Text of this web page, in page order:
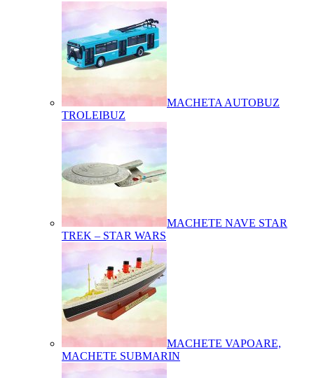
MACHETA AUTOBUZ
TROLEIBUZ
MACHETE NAVE STAR
TREK – STAR WARS
MACHETE VAPOARE,
MACHETE SUBMARIN